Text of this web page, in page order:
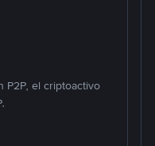
P2P, el criptoactivo